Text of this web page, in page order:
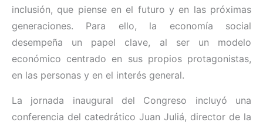
inclusión, que piense en el futuro y en las próximas
generaciones. Para ello, la economía social
desempeña un papel clave, al ser un modelo
económico centrado en sus propios protagonistas,
en las personas y en el interés general.
La jornada inaugural del Congreso incluyó una
conferencia del catedrático Juan Juliá, director de la